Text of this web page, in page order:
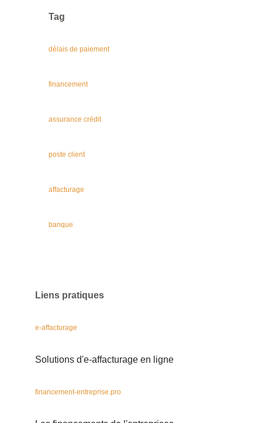
Tag
délais de paiement
financement
assurance crédit
poste client
affacturage
banque
Liens pratiques
e-affacturage
Solutions d'e-affacturage en ligne
financement-entreprise.pro